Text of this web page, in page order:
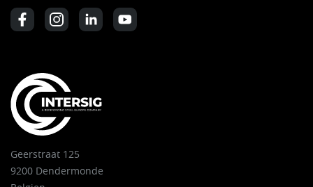
Geerstraat 125
9200 Dendermonde